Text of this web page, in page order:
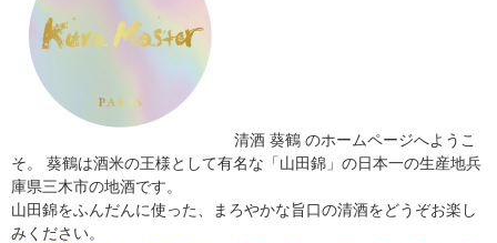
清酒 葵鶴 のホームページへようこ
そ。 葵鶴は酒米の王様として有名な「山田錦」の日本一の生産地兵
庫県三木市の地酒です。
山田錦をふんだんに使った、まろやかな旨口の清酒をどうぞお楽し
みください。